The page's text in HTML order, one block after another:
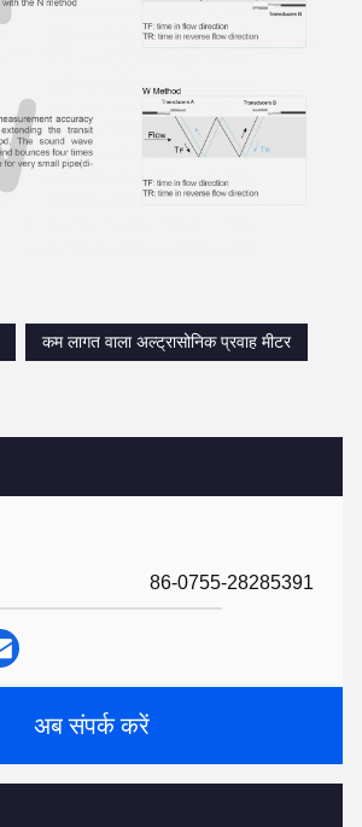
86-0755-28285391
अब संपर्क करें
कम लागत वाला अल्ट्रासोनिक प्रवाह मीटर